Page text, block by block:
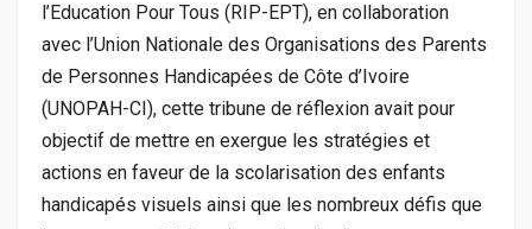
l’Education Pour Tous (RIP-EPT), en collaboration
avec l’Union Nationale des Organisations des Parents
de Personnes Handicapées de Côte d’Ivoire
(UNOPAH-CI), cette tribune de réflexion avait pour
objectif de mettre en exergue les stratégies et
actions en faveur de la scolarisation des enfants
handicapés visuels ainsi que les nombreux défis que